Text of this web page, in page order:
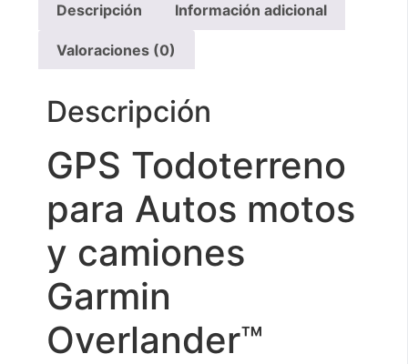
Descripción Información adicional
Valoraciones (0)
Descripción
GPS Todoterreno
para Autos motos
y camiones
Garmin
Overlander™